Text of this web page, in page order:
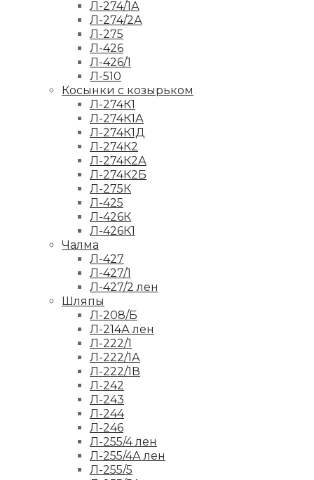
Л-274/1А
Л-274/2А
Л-275
Л-426
Л-426/1
Л-510
Косынки с козырьком
Л-274К1
Л-274К1А
Л-274К1Д
Л-274К2
Л-274К2А
Л-274К2Б
Л-275К
Л-425
Л-426К
Л-426К1
Чалма
Л-427
Л-427/1
Л-427/2 лен
Шляпы
Л-208/Б
Л-214А лен
Л-222/1
Л-222/1А
Л-222/1В
Л-242
Л-243
Л-244
Л-246
Л-255/4 лен
Л-255/4А лен
Л-255/5